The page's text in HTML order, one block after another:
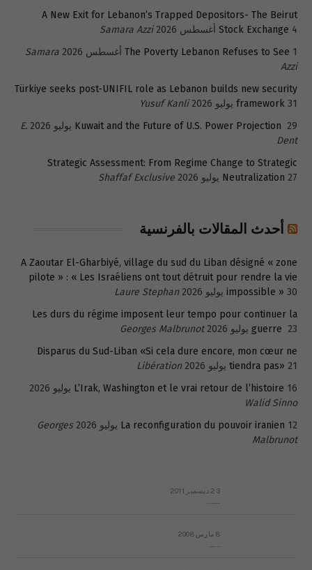
A New Exit for Lebanon’s Trapped Depositors- The Beirut
Stock Exchange 4 أغسطس 2026
Samara Azzi
The Poverty Lebanon Refuses to See 1 أغسطس 2026
Samara
Azzi
Türkiye seeks post-UNIFIL role as Lebanon builds new security
framework 31 يوليو 2026
Yusuf Kanli
Kuwait and the Future of U.S. Power Projection 29 يوليو 2026
E.
Dent
Strategic Assessment: From Regime Change to Strategic
Neutralization 27 يوليو 2026 Shaffaf Exclusive
أحدث المقالات بالفرنسية
A Zaoutar El-Gharbiyé, village du sud du Liban désigné « zone
pilote » : « Les Israéliens ont tout détruit pour rendre la vie
impossible » 30 يوليو 2026
Laure Stephan
Les durs du régime imposent leur tempo pour continuer la
guerre 23 يوليو 2026
Georges Malbrunot
Disparus du Sud-Liban «Si cela dure encore, mon cœur ne
tiendra pas» 21 يوليو 2026
Libération
L’Irak, Washington et le vrai retour de l’histoire 16 يوليو 2026
Walid Sinno
La reconfiguration du pouvoir iranien 12 يوليو 2026
Georges
Malbrunot
23 ديسمبر 2011
8 مارس 2008